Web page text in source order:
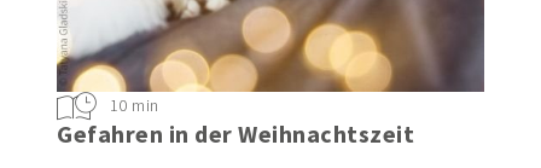
Gefahren in der Weihnachtszeit
10 min